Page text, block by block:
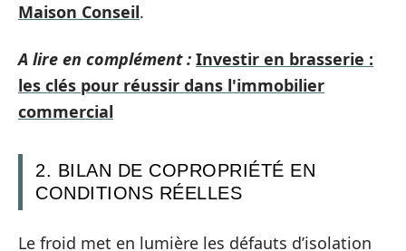
Maison Conseil.
A lire en complément : Investir en brasserie :
les clés pour réussir dans l'immobilier
commercial
2. BILAN DE COPROPRIÉTÉ EN
CONDITIONS RÉELLES
Le froid met en lumière les défauts d’isolation